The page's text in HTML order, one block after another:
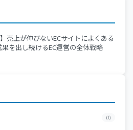
】売上が伸びないECサイトによくある
を出し続けるEC運営の全体戦略
(1)